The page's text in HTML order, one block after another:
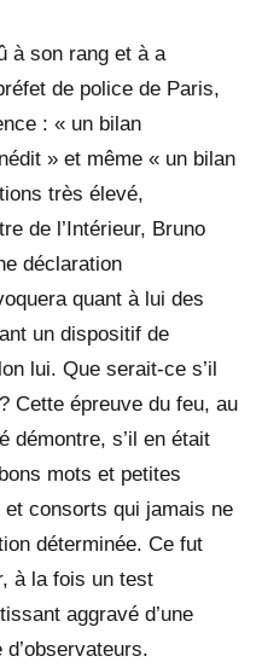
à son rang et à a
de police de Paris,
: « un bilan
» et même « un bilan
très élevé,
de l’Intérieur, Bruno
déclaration
quant à lui des
un dispositif de
lui. Que serait-ce s’il
Cette épreuve du feu, au
démontre, s’il en était
mots et petites
consorts qui jamais ne
déterminée. Ce fut
à la fois un test
aggravé d’une